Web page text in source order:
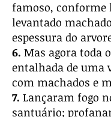
famoso, conforme
levantado
espessura do
6. Mas agora toda
entalhada de uma
com machados e
7. Lançaram fogo
santuário;